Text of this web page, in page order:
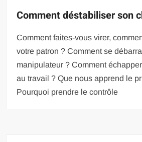
Comment déstabiliser son
Comment faites-vous virer,
votre patron ? Comment se
manipulateur ? Comment
au travail ? Que nous apprend le
Pourquoi prendre le contrôle